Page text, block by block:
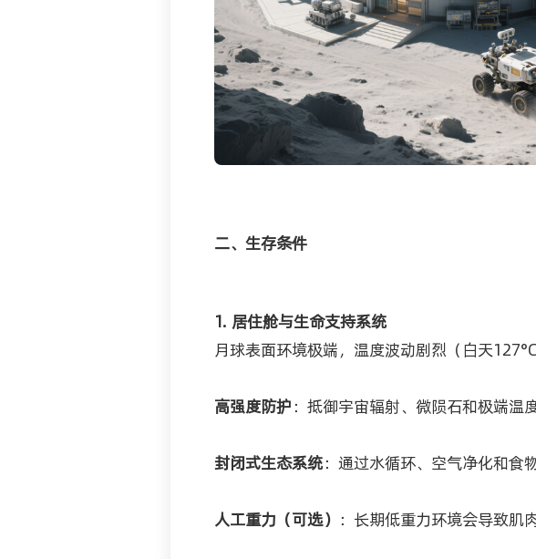
二、生存条件
1. 居住舱与生命支持系统
月球表面环境极端，温度波动剧烈（白天
高强度防护 ：抵御宇宙辐射、微陨石和极端温度
封闭式生态系统：通过水循环、空气净化和食
人工重力（可选） ：长期低重力环境会导致肌